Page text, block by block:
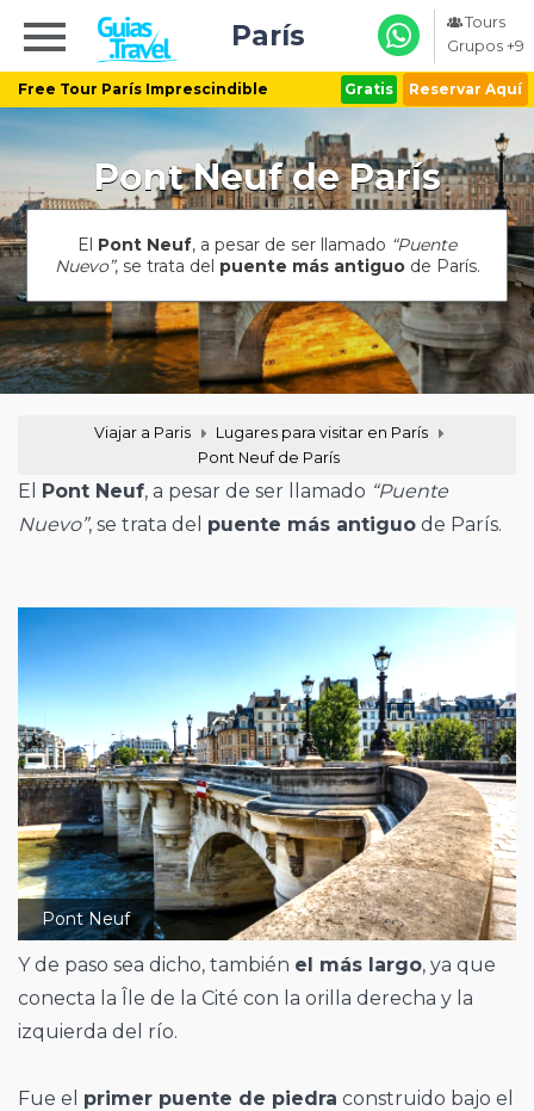
Free Tour París Imprescindible Gratis Reservar Aquí
París
Tours
Grupos +9
Pont Neuf de París
El Pont Neuf, a pesar de ser llamado “Puente
Nuevo”, se trata del puente más antiguode París.
Viajar a Paris
Lugares para visitar en París
Pont Neuf de París
El Pont Neuf, a pesar de ser llamado “Puente
Nuevo”, se trata del puente más antiguo de París.
Pont Neuf
Y de paso sea dicho, también el más largo, ya que
conecta la Île de la Cité con la orilla derecha y la
izquierda del río.
Fue el primer puente de piedra construido bajo el